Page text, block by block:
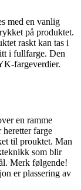
med en vanlig
på produktet.
raskt kan tas i
i fullfarge. Den
fargeverdier.
en ramme
farge
til prouktet. Man
som blir
Merk følgende!
er plassering av